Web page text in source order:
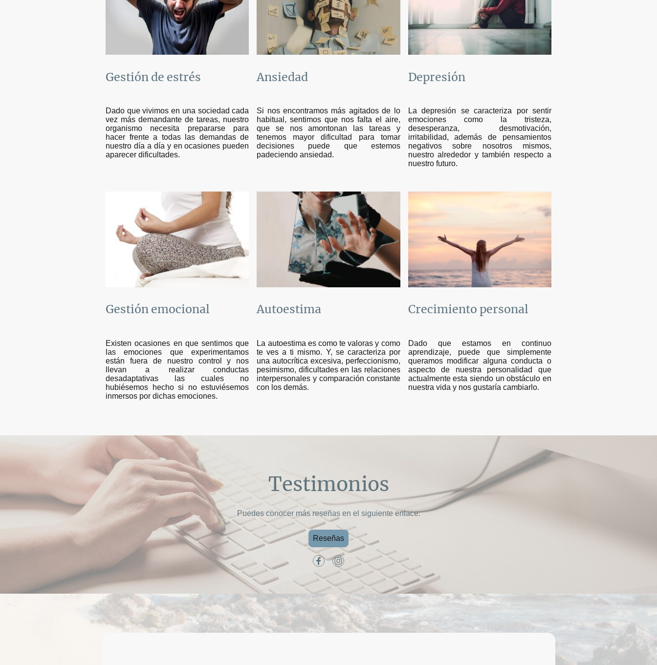
Gestión de estrés
Dado que vivimos en una sociedad cada
vez más demandante de tareas, nuestro
organismo necesita prepararse para
hacer frente a todas las demandas de
nuestro día a día y en ocasiones pueden
aparecer dificultades.
Ansiedad
Si nos encontramos más agitados de lo
habitual, sentimos que nos falta el aire,
que se nos amontonan las tareas y
tenemos mayor dificultad para tomar
decisiones puede que estemos
padeciendo ansiedad.
Depresión
La depresión se caracteriza por sentir
emociones como la tristeza,
desesperanza, desmotivación,
irritabilidad, además de pensamientos
negativos sobre nosotros mismos,
nuestro alrededor y también respecto a
nuestro futuro.
Gestión emocional
Existen ocasiones en que sentimos que
las emociones que experimentamos
están fuera de nuestro control y nos
llevan a realizar conductas
desadaptativas las cuales no
hubiésemos hecho si no estuviésemos
inmersos por dichas emociones.
Autoestima
La autoestima es como te valoras y como
te ves a ti mismo. Y, se caracteriza por
una autocrítica excesiva, perfeccionismo,
pesimismo, dificultades en las relaciones
interpersonales y comparación constante
con los demás.
Crecimiento personal
Dado que estamos en continuo
aprendizaje, puede que simplemente
queramos modificar alguna conducta o
aspecto de nuestra personalidad que
actualmente esta siendo un obstáculo en
nuestra vida y nos gustaría cambiarlo.
Testimonios
Puedes conocer más reseñas en el siguiente enlace:
Reseñas